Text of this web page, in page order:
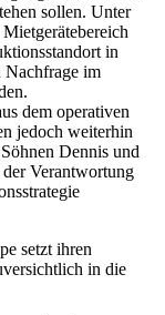
sollen. Unter
in
Nachfrage im
dem operativen
jedoch weiterhin
Dennis und
Verantwortung
setzt ihren
in die